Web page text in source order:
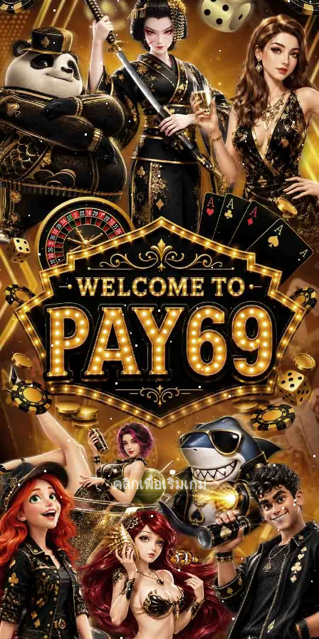
คลิกเพื่อเริ่มเกม